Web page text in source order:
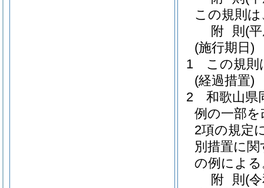
この規則
附 則 (
(施行期日)
1
この規則
(経過措置)
2
和歌山県
例の一部
2項の規定
別措置に
の例による
附 則 (